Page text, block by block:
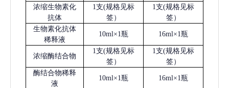
浓缩生物素化
抗体
1支(规格见标
签）
1支(规格见标
签）
生物素化抗体
稀释液
10ml×1瓶 16ml×1瓶
浓缩酶结合物
1支(规格见标
签）
1支(规格见标
签）
酶结合物稀释
液
10ml×1瓶 16ml×1瓶